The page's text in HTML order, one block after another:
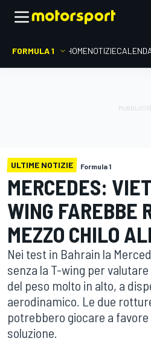
FORMULA 1 HOMENOTIZIE
ULTIME NOTIZIE Formula 1
MERCEDES:
WING FAREBBE
MEZZO CHILO
Nei test in Bahrain la
senza la T-wing per
del peso molto in alto, a
aerodinamico. Le due
potrebbero giocare a
soluzione.